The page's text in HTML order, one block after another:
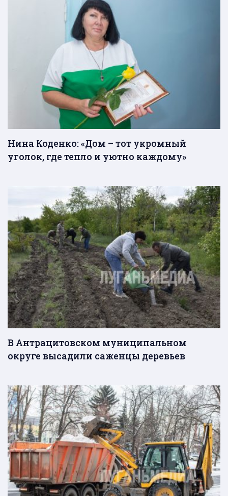
Нина Коденко: «Дом – тот укромный
уголок, где тепло и уютно каждому»
В Антрацитовском муниципальном
округе высадили саженцы деревьев